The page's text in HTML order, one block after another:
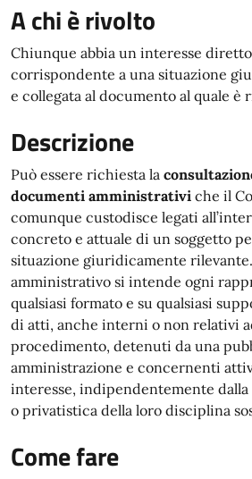
A chi è rivolto
Chiunque abbia un interesse
corrispondente a una situazione
e collegata al documento al quale è
Descrizione
Può essere richiesta la
documenti amministrativi che il
comunque custodisce legati
concreto e attuale di un soggetto
situazione giuridicamente
amministrativo si intende ogni
qualsiasi formato e su qualsiasi
di atti, anche interni o non relativi
procedimento, detenuti da una
amministrazione e concernenti
interesse, indipendentemente
o privatistica della loro disciplina
Come fare